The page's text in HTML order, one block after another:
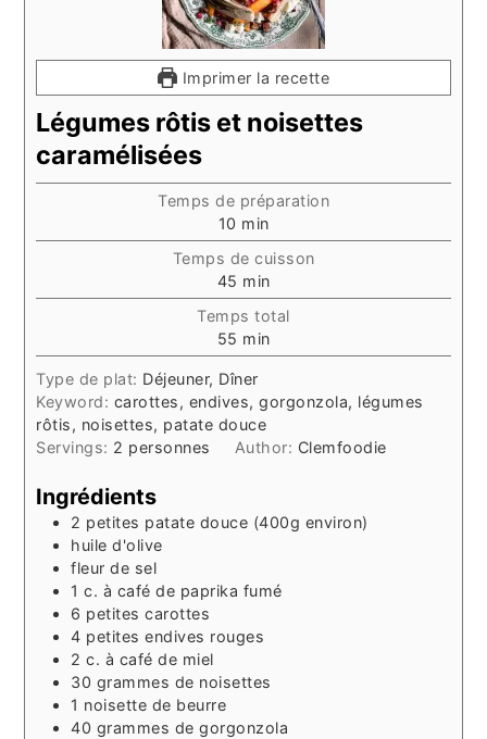
Imprimer la recette
Légumes rôtis et noisettes
caramélisées
Temps de préparation
10 minutes
min
Temps de cuisson
45 minutes
min
Temps total
55 minutes
min
Type de plat: Déjeuner, Dîner
Keyword: carottes, endives, gorgonzola, légumes
rôtis, noisettes, patate douce
Servings: 2 personnes Author: Clemfoodie
Ingrédients
2 petites patate douce (400g environ)
huile d'olive
fleur de sel
1 c. à café de paprika fumé
6 petites carottes
4 petites endives rouges
2 c. à café de miel
30 grammes de noisettes
1 noisette de beurre
40 grammes de gorgonzola